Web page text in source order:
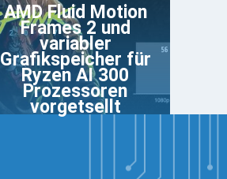
AMD Fluid Motion
Frames 2 und
variabler
Grafikspeicher für
Ryzen AI 300
Prozessoren
vorgetsellt